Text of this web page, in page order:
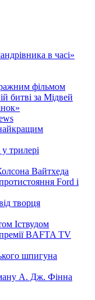
в часі»
фільмом
битві за Мідвей
трилері
Вайтхеда
Ford і
творця
Іствудом
BAFTA TV
шпигуна
А. Дж. Фінна